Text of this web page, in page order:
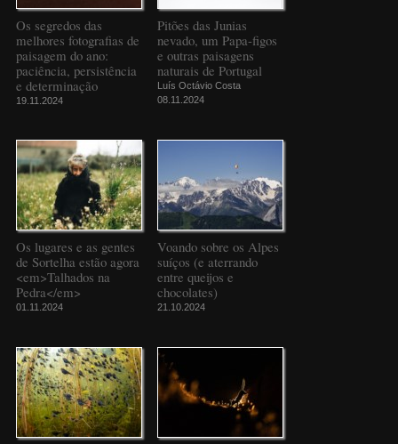
Os segredos das
melhores fotografias de
paisagem do ano:
paciência, persistência
e determinação
19.11.2024
Pitões das Junias
nevado, um Papa-figos
e outras paisagens
naturais de Portugal
Luís Octávio Costa
08.11.2024
Os lugares e as gentes
de Sortelha estão agora
<em>Talhados na
Pedra</em>
01.11.2024
Voando sobre os Alpes
suíços (e aterrando
entre queijos e
chocolates)
21.10.2024